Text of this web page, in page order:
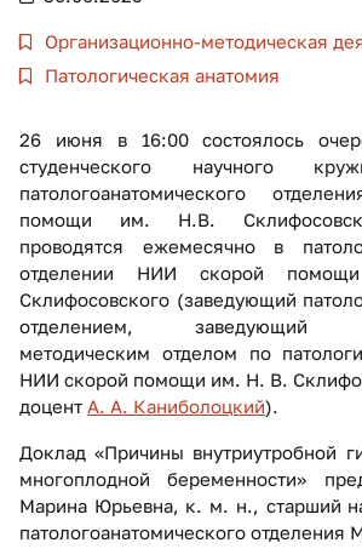
Организационно-методическая
Патологическая анатомия
26 июня в 16:00 состоялось
студенческого научного
патологоанатомического
помощи им. Н.В.
проводятся ежемесячно в
отделении НИИ скорой
Склифосовского (заведующий
отделением, заведующий
методическим отделом по
НИИ скорой помощи им. Н. В.
доцент А. А. Каниболоцкий).
Доклад «Причины внутриутробной
многоплодной беременности»
Марина Юрьевна, к. м. н., старший
патологоанатомического отделения